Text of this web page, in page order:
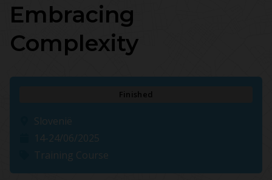
Embracing
Complexity
Finished
Slovenië
14-24/06/2025
Training Course